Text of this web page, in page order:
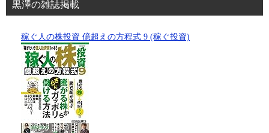
黒澤の雑誌掲載
稼ぐ人の株投資 億超えの方程式 9 (稼ぐ投資)